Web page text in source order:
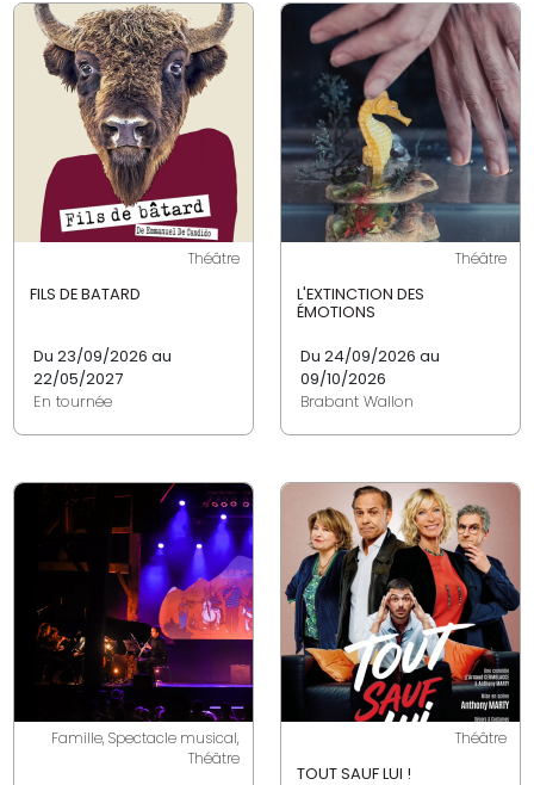
Théâtre
FILS DE BATARD
Du 23/09/2026 au
22/05/2027
En tournée
Théâtre
L'EXTINCTION DES
ÉMOTIONS
Du 24/09/2026 au
09/10/2026
Brabant Wallon
Famille, Spectacle musical,
Théâtre
Théâtre
TOUT SAUF LUI !